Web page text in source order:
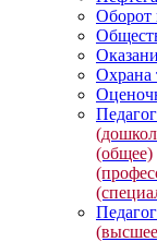
Оборот
Охрана
(общее)